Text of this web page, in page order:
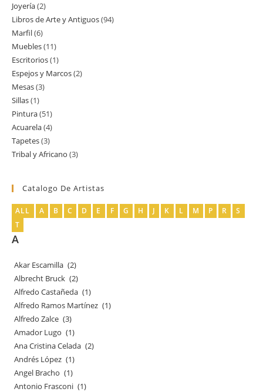
Joyería 22
productos
Libros de Arte y Antiguos 9494
Marfil 66
productos
Muebles 1111
productos
Escritorios 11
producto
Espejos y Marcos 22
Mesas 33
Sillas 11
producto
Pintura 5151
productos
Acuarela 44
productos
Tapetes 33
productos
Tribal y Africano 33
Catalogo De Artistas
ALL A B C D E F G H J K L M P R
S
T
A
Akar Escamilla (2)
Albrecht Bruck (2)
Alfredo Castañeda (1)
Alfredo Ramos Martínez (1)
Alfredo Zalce (3)
Amador Lugo (1)
Ana Cristina Celada (2)
Andrés López (1)
Angel Bracho (1)
Antonio Frasconi (1)